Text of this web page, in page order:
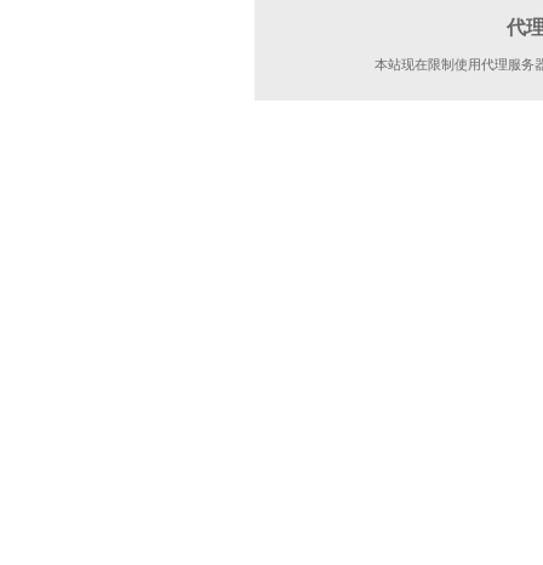
代
本站现在限制使用代理服务